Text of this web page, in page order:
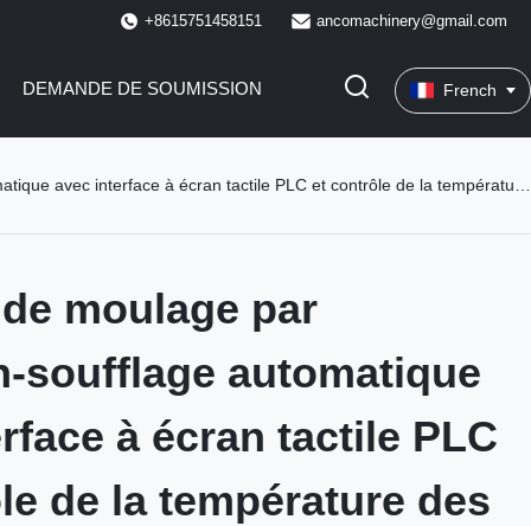
+8615751458151 ancomachinery@gmail.com
DEMANDE DE SOUMISSION French
à écran tactile PLC et contrôle de la température des radiateurs électriques
moulage par
soufflage automatique
à écran tactile PLC
de la température des